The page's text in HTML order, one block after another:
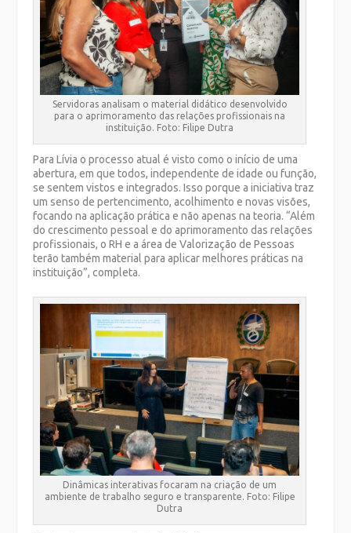
Servidoras analisam o material didático desenvolvido
para o aprimoramento das relações profissionais na
instituição. Foto: Filipe Dutra
Para Lívia o processo atual é visto como o início de uma
abertura, em que todos, independente de idade ou função,
se sentem vistos e integrados. Isso porque a iniciativa traz
um senso de pertencimento, acolhimento e novas visões,
focando na aplicação prática e não apenas na teoria. “Além
do crescimento pessoal e do aprimoramento das relações
profissionais, o RH e a área de Valorização de Pessoas
terão também material para aplicar melhores práticas na
instituição”, completa.
Dinâmicas interativas focaram na criação de um
ambiente de trabalho seguro e transparente. Foto: Filipe
Dutra